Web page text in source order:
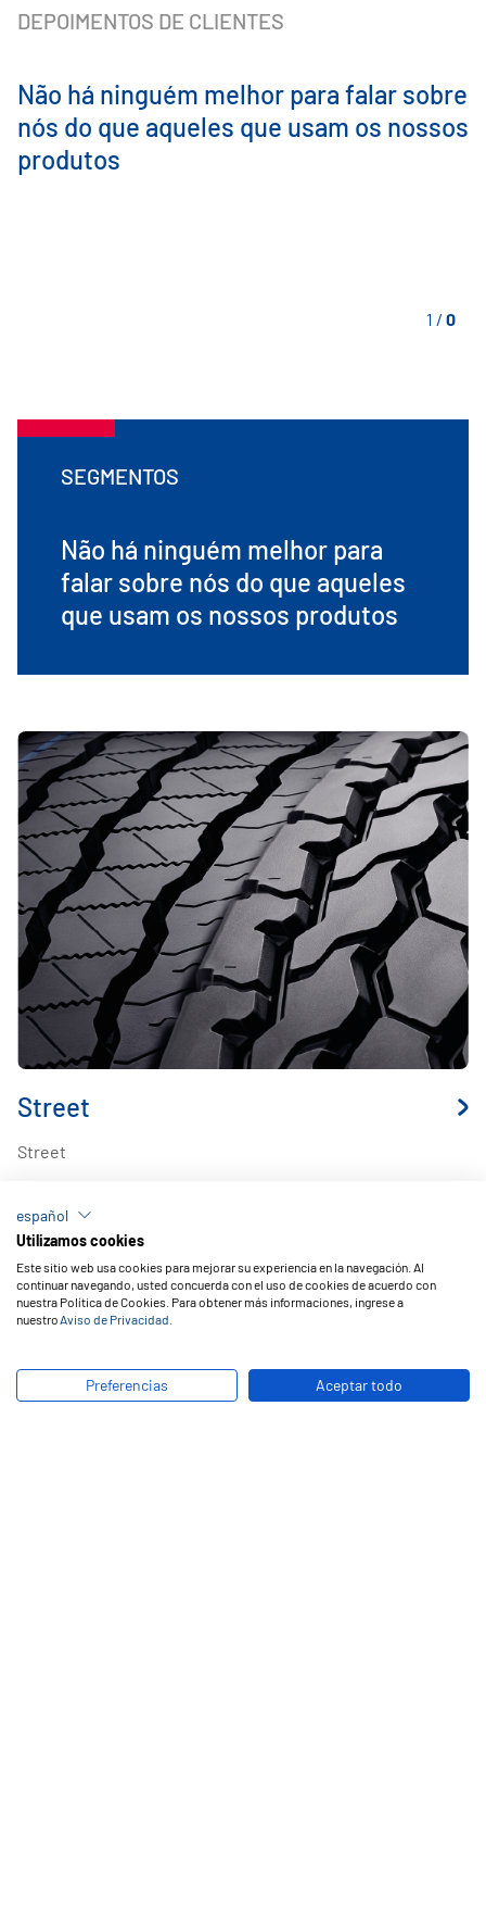
DEPOIMENTOS DE CLIENTES
Não há ninguém melhor para falar sobre
nós do que aqueles que usam os nossos
produtos
1 / 0
SEGMENTOS
Não há ninguém melhor para
falar sobre nós do que aqueles
que usam os nossos produtos
Street
Street
español
Utilizamos cookies
Este sitio web usa cookies para mejorar su experiencia en la navegación. Al
continuar navegando, usted concuerda con el uso de cookies de acuerdo con
nuestra Política de Cookies. Para obtener más informaciones, ingrese a
nuestroAviso de Privacidad
Preferencias Aceptar todo